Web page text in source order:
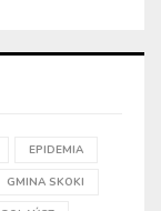
EPIDEMIA
GMINA SKOKI